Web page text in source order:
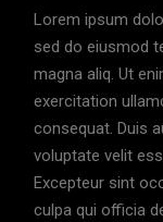
Lorem ipsum
sed do eiusmod
magna aliq. Ut
exercitation
consequat. Duis
voluptate velit
Excepteur sint
culpa qui officia